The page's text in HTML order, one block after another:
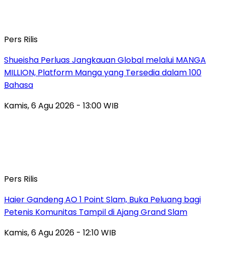
Pers Rilis
Shueisha Perluas Jangkauan Global melalui MANGA
MILLION, Platform Manga yang Tersedia dalam 100
Bahasa
Kamis, 6 Agu 2026 - 13:00 WIB
Pers Rilis
Haier Gandeng AO 1 Point Slam, Buka Peluang bagi
Petenis Komunitas Tampil di Ajang Grand Slam
Kamis, 6 Agu 2026 - 12:10 WIB